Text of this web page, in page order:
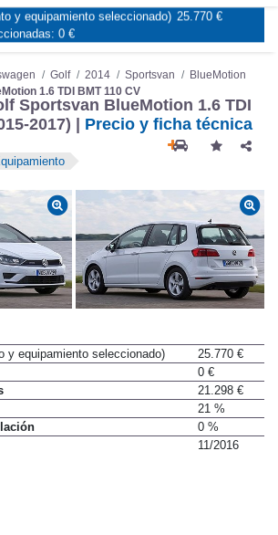
Comparador de coches
Golf 2014 Sportsvan
BlueMotion
1.6 TDI BMT 110 CV
Sportsvan BlueMotion 1.6 TDI
2017) | Precio y ficha técnica
y equipamiento seleccionado)
25.770 €
0 €
21.298 €
21 %
0 %
11/2016
y equipamiento seleccionado) 25.770 €
0 €